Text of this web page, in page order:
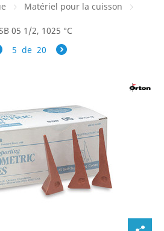
Matériel pour la cuisson
05 1/2, 1025 °C
5 de 20